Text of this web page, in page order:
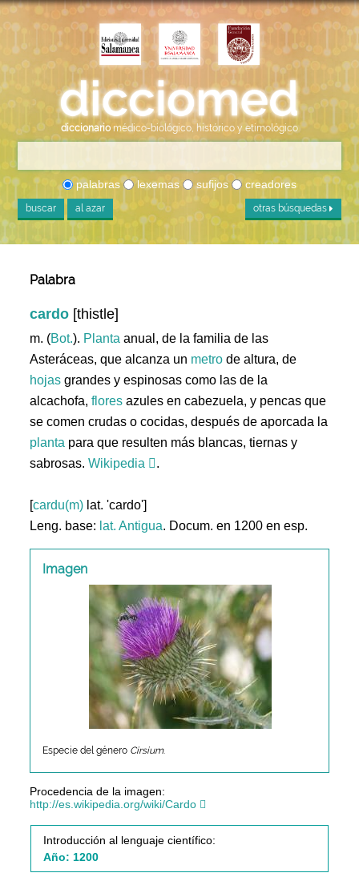
diccionario médico-biológico, histórico y etimológico
palabras lexemas sufijos creadores
buscar al azar otras búsquedas
Palabra
cardo [thistle]
m. (Bot.). Planta anual, de la familia de las
Asteráceas, que alcanza un metro de altura, de
hojas grandes y espinosas como las de la
alcachofa,flores azules en cabezuela, y pencas que
se comen crudas o cocidas, después de aporcada la
planta para que resulten más blancas, tiernas y
sabrosas.Wikipedia .
[cardu(m) lat. 'cardo']
Leng. base: lat. Antigua. Docum. en 1200 en esp.
Imagen
Especie del género Cirsium.
Procedencia de la imagen:
http://es.wikipedia.org/wiki/Cardo
Introducción al lenguaje científico:
Año: 1200